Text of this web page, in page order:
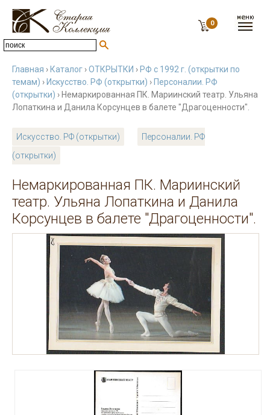
0
Главная › Каталог ›ОТКРЫТКИ › РФ с 1992 г. (открытки по
темам) › Искусство. РФ (открытки) › Персоналии. РФ
(открытки) › Немаркированная ПК. Мариинский театр. Ульяна
Лопаткина и Данила Корсунцев в балете "Драгоценности".
Искусство. РФ (открытки)
Персоналии. РФ
(открытки)
Немаркированная ПК. Мариинский
театр. Ульяна Лопаткина и Данила
Корсунцев в балете "Драгоценности".